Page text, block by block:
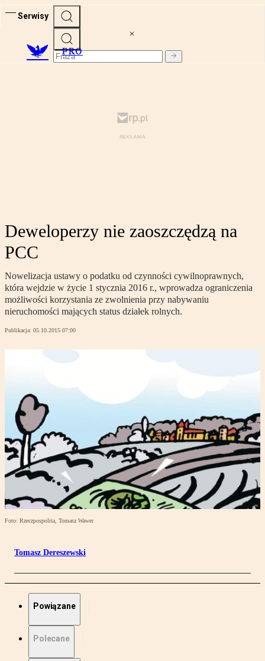
Serwisy
PRO
Deweloperzy nie zaoszczędzą na
PCC
Nowelizacja ustawy o podatku od czynności cywilnoprawnych,
która wejdzie w życie 1 stycznia 2016 r., wprowadza ograniczenia
możliwości korzystania ze zwolnienia przy nabywaniu
nieruchomości mających status działek rolnych.
Publikacja: 05.10.2015 07:00
Foto: Rzeczpospolita, Tomasz Wawer
Tomasz Dereszewski
Powiązane
Polecane